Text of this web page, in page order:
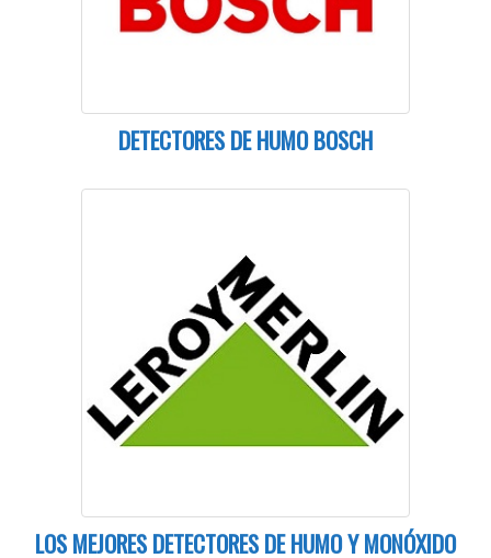
DETECTORES DE HUMO BOSCH
LOS MEJORES DETECTORES DE HUMO Y MONÓXIDO